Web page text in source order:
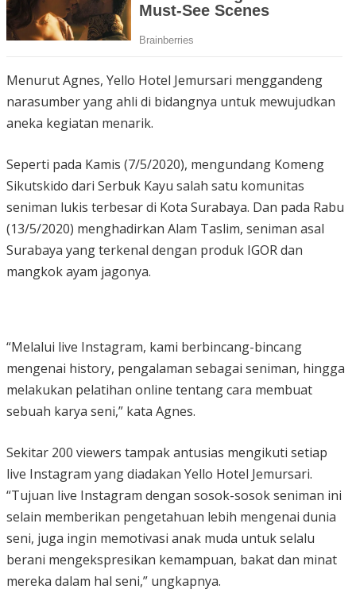
Menurut Agnes, Yello Hotel Jemursari menggandeng
narasumber yang ahli di bidangnya untuk mewujudkan
aneka kegiatan menarik.
Seperti pada Kamis (7/5/2020), mengundang Komeng
Sikutskido dari Serbuk Kayu salah satu komunitas
seniman lukis terbesar di Kota Surabaya. Dan pada Rabu
(13/5/2020) menghadirkan Alam Taslim, seniman asal
Surabaya yang terkenal dengan produk IGOR dan
mangkok ayam jagonya.
“Melalui live Instagram, kami berbincang-bincang
mengenai history, pengalaman sebagai seniman, hingga
melakukan pelatihan online tentang cara membuat
sebuah karya seni,” kata Agnes.
Sekitar 200 viewers tampak antusias mengikuti setiap
live Instagram yang diadakan Yello Hotel Jemursari.
“Tujuan live Instagram dengan sosok-sosok seniman ini
selain memberikan pengetahuan lebih mengenai dunia
seni, juga ingin memotivasi anak muda untuk selalu
berani mengekspresikan kemampuan, bakat dan minat
mereka dalam hal seni,” ungkapnya.